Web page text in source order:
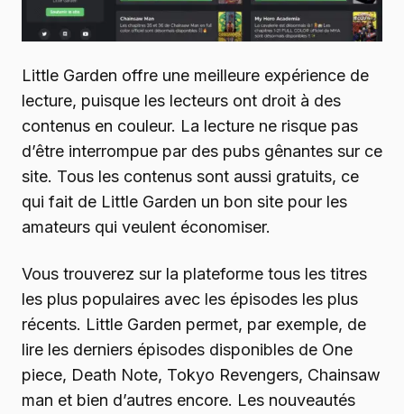
Little Garden offre une meilleure expérience de
lecture, puisque les lecteurs ont droit à des
contenus en couleur. La lecture ne risque pas
d’être interrompue par des pubs gênantes sur ce
site. Tous les contenus sont aussi gratuits, ce
qui fait de Little Garden un bon site pour les
amateurs qui veulent économiser.
Vous trouverez sur la plateforme tous les titres
les plus populaires avec les épisodes les plus
récents. Little Garden permet, par exemple, de
lire les derniers épisodes disponibles de One
piece, Death Note, Tokyo Revengers, Chainsaw
man et bien d’autres encore. Les nouveautés